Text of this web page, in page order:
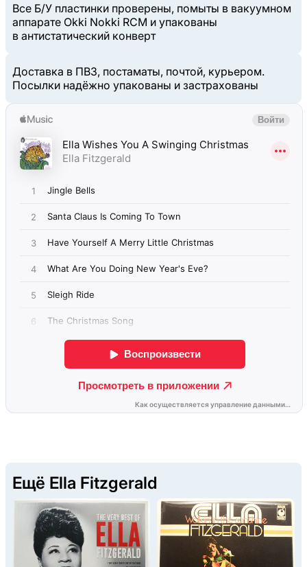
Все Б/У пластинки проверены, помыты в вакуумном
аппарате Okki Nokki RCM и упакованы
в антистатический конверт
Доставка в ПВЗ, постаматы, почтой, курьером.
Посылки надёжно упакованы и застрахованы
Ещё Ella Fitzgerald